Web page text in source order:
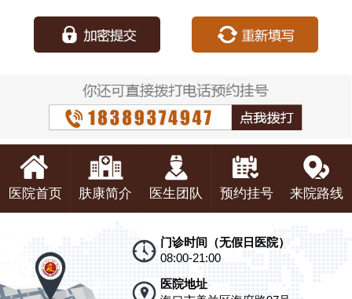
医院首页 肤康简介 医生团队 预约挂号 来院路线
门诊时间（无假日医院）
08:00-21:00
医院地址